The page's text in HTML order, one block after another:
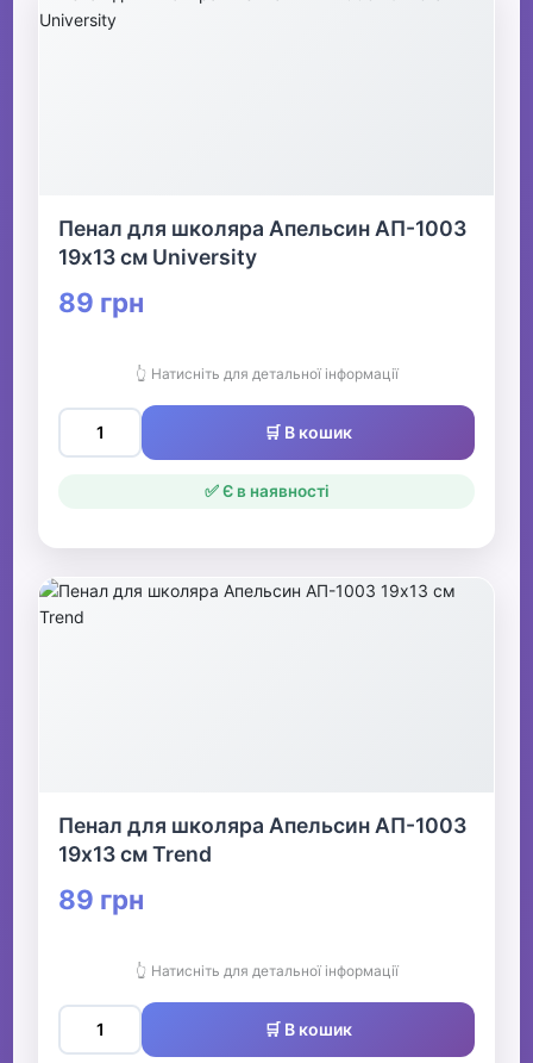
Пенал для школяра Апельсин АП-1003
19х13 см University
89 грн
👆 Натисніть для детальної інформації
🛒 В кошик
✅ Є в наявності
Пенал для школяра Апельсин АП-1003
19х13 см Trend
89 грн
👆 Натисніть для детальної інформації
🛒 В кошик